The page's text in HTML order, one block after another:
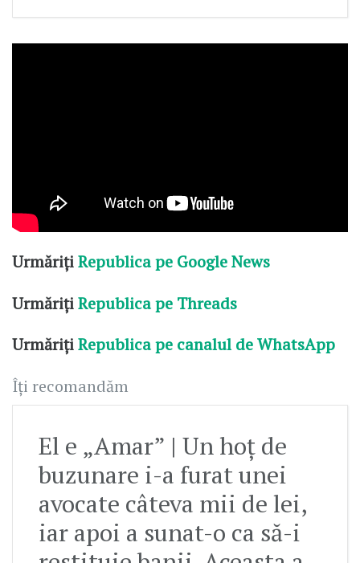
UrmărițiRepublica pe Google News
UrmărițiRepublica pe Threads
UrmărițiRepublica pe canalul de WhatsApp
Îți recomandăm
El e „Amar” | Un hoț de
buzunare i-a furat unei
avocate câteva mii de lei,
iar apoi a sunat-o ca să-i